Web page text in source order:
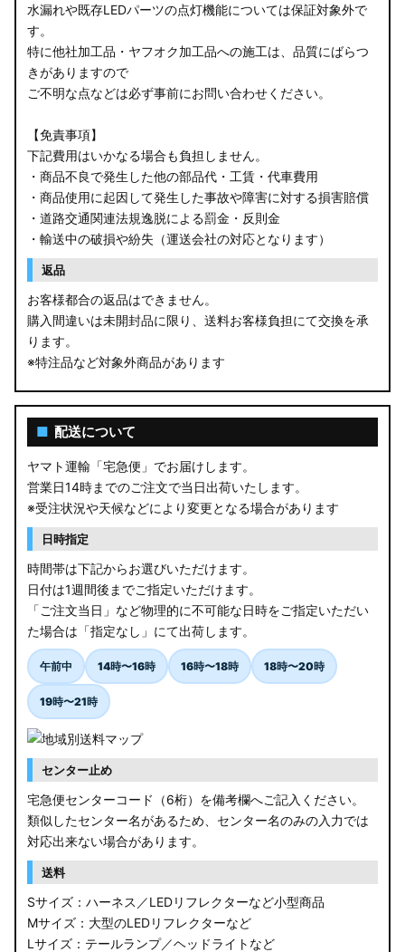
水漏れや既存LEDパーツの点灯機能については保証対象外で
す。
特に他社加工品・ヤフオク加工品への施工は、品質にばらつ
きがありますので
ご不明な点などは必ず事前にお問い合わせください。
【免責事項】
下記費用はいかなる場合も負担しません。
・商品不良で発生した他の部品代・工賃・代車費用
・商品使用に起因して発生した事故や障害に対する損害賠償
・道路交通関連法規逸脱による罰金・反則金
・輸送中の破損や紛失（運送会社の対応となります）
返品
お客様都合の返品はできません。
購入間違いは未開封品に限り、送料お客様負担にて交換を承
ります。
※特注品など対象外商品があります
■ 配送について
ヤマト運輸「宅急便」でお届けします。
営業日14時までのご注文で当日出荷いたします。
※受注状況や天候などにより変更となる場合があります
日時指定
時間帯は下記からお選びいただけます。
日付は1週間後までご指定いただけます。
「ご注文当日」など物理的に不可能な日時をご指定いただい
た場合は「指定なし」にて出荷します。
午前中 14時〜16時 16時〜18時 18時〜20時
19時〜21時
センター止め
宅急便センターコード（6桁）を備考欄へご記入ください。
類似したセンター名があるため、センター名のみの入力では
対応出来ない場合があります。
送料
Sサイズ：ハーネス／LEDリフレクターなど小型商品
Mサイズ：大型のLEDリフレクターなど
Lサイズ：テールランプ／ヘッドライトなど